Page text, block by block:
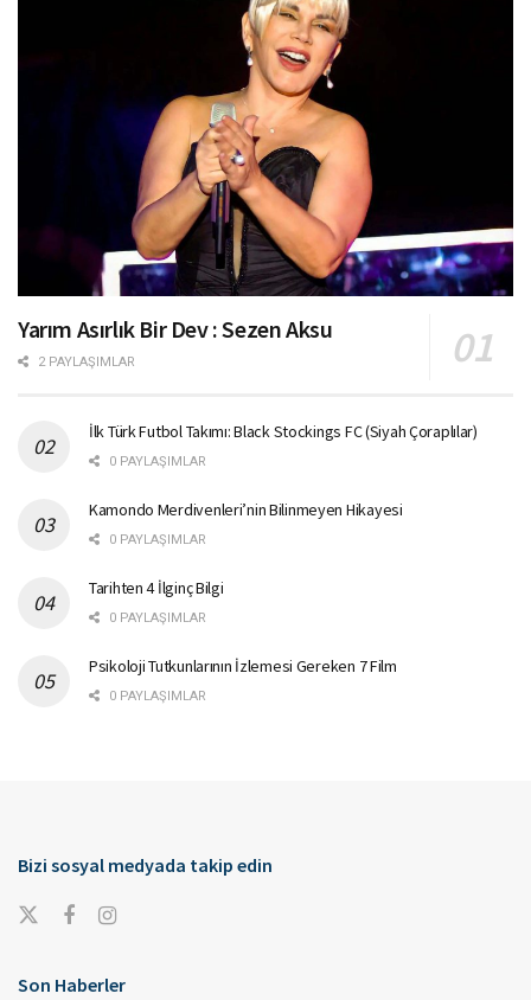
Yarım Asırlık Bir Dev : Sezen Aksu
2 PAYLAŞIMLAR
İlk Türk Futbol Takımı: Black Stockings FC (Siyah Çoraplılar)
0 PAYLAŞIMLAR
Kamondo Merdivenleri’nin Bilinmeyen Hikayesi
0 PAYLAŞIMLAR
Tarihten 4 İlginç Bilgi
0 PAYLAŞIMLAR
Psikoloji Tutkunlarının İzlemesi Gereken 7 Film
0 PAYLAŞIMLAR
Bizi sosyal medyada takip edin
Son Haberler